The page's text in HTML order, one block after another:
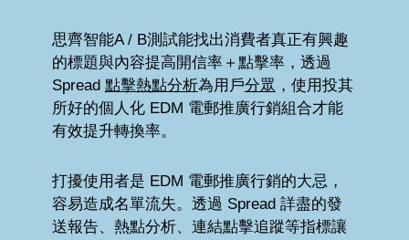
思齊智能A / B測試能找出消費者真正有興趣
的標題與內容提高開信率＋點擊率，透過
Spread 點擊熱點分析為用戶分眾 ，使用投其
所好的個人化 EDM 電郵推廣行銷組合才能
有效提升轉換率。
打擾使用者是 EDM 電郵推廣行銷的大忌，
容易造成名單流失。透過 Spread 詳盡的發
送報告、熱點分析、連結點擊追蹤等指標讓